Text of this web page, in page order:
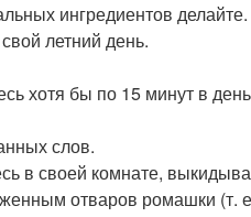
ингредиентов делайте.
летний день.
хотя бы по 15 минут в
слов.
в своей комнате,
отваров ромашки (т.